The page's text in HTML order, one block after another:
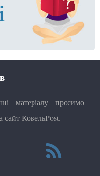
матеріалу просимо
сайт КовельPost.